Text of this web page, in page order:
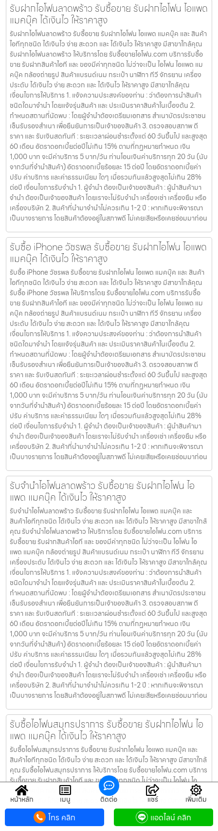
รับฝากไอโฟนลาดพร้าว รับซื้อขาย รับฝากไอโฟน ไอแพด
แมคบุ๊ค ได้เงินไว ให้ราคาสูง
รับฝากไอโฟนลาดพร้าว รับซื้อขาย รับฝากไอโฟน ไอแพด แมคบุ๊ค และ สินค้า
ไอทีทุกชนิด ได้เงินไว ง่าย สะดวก และ ได้เงินไว ให้ราคาสูง มีสาขาใกล้คุณ
รับฝากไอโฟนลาดพร้าว ให้บริการโดย รับซื้อขายไอโฟน.com บริการรับซื้อ
ขาย รับฝากสินค้าไอที และ ของมีค่าทุกชนิด ไม่ว่าจะเป็น ไอโฟน ไอแพด แม
คบุ๊ค กล้องถ่ายรูป สินค้าแบรนด์เนม กระเป๋า นาฬิกา ทีวี จักรยาน เครื่อง
ประดับ ได้เงินไว ง่าย สะดวก และ ได้เงินไว ให้ราคาสูง มีสาขาใกล้คุณ
เงื่อนไขการให้บริการ 1. แจ้งความประสงค์ของท่าน : ว่าต้องการนำสินค้า
ชนิดใดมาจำนำ โดยแจ้งรุ่นสินค้า และ ประเมินราคาสินค้าในเบื้องต้น 2.
กำหนดสถานที่นัดพบ : โดยผู้จำนำต้องเตรียมเอกสาร สำเนาบัตรประชาชน
เซ็นรับรองสำเนา เพื่อยืนยันการเป็นเจ้าของสินค้า 3. ตรวจสอบสภาพ ตี
ราคา และ รับเงินสดทันที : ระยะเวลาผ่อนชำระตั้งแต่ 60 วันขึ้นไป และสูงสุด
60 เดือน อัตราดอกเบี้ยต่อปีไม่เกิน 15% ตามที่กฏหมายกำหนด เงิน
1,000 บาท จะมีค่าบริการ 5 บาท/วัน ท่านโอนเงินค่าบริการทุก 20 วัน (นับ
จากวันที่จำนำสินค้า) อัตราดอกเบี้ยร้อยละ 15 ต่อปี โดยอัตราดอกเบี้ยค่า
ปรับ ค่าบริการ และค่าธรรมเนียม ใดๆ เมื่อรวมกันแล้วสูงสุดไม่เกิน 28%
ต่อปี เงื่อนไขการรับจำนำ 1. ผู้จำนำ ต้องเป็นเจ้าของสินค้า : ผู้นำสินค้ามา
จำนำ ต้องเป็นเจ้าของสินค้า โดยเราจะไม่รับจำนำ เครื่องเช่า เครื่องยืม หรือ
เครื่องบริษัท 2. สินค้าที่นำมาจำนำไม่ควรเกิน 1-2 ปี : หากเกินจะพิจารณา
เป็นบางรายการ โดยสินค้าต้องอยู่ในสภาพดี ไม่เคยเสียหรือเคยซ่อมมาก่อน
รับซื้อ iPhone วัชรพล รับซื้อขาย รับฝากไอโฟน ไอแพด
แมคบุ๊ค ได้เงินไว ให้ราคาสูง
รับซื้อ iPhone วัชรพล รับซื้อขาย รับฝากไอโฟน ไอแพด แมคบุ๊ค และ สินค้า
ไอทีทุกชนิด ได้เงินไว ง่าย สะดวก และ ได้เงินไว ให้ราคาสูง มีสาขาใกล้คุณ
รับซื้อ iPhone วัชรพล ให้บริการโดย รับซื้อขายไอโฟน.com บริการรับซื้อ
ขาย รับฝากสินค้าไอที และ ของมีค่าทุกชนิด ไม่ว่าจะเป็น ไอโฟน ไอแพด แม
คบุ๊ค กล้องถ่ายรูป สินค้าแบรนด์เนม กระเป๋า นาฬิกา ทีวี จักรยาน เครื่อง
ประดับ ได้เงินไว ง่าย สะดวก และ ได้เงินไว ให้ราคาสูง มีสาขาใกล้คุณ
เงื่อนไขการให้บริการ 1. แจ้งความประสงค์ของท่าน : ว่าต้องการนำสินค้า
ชนิดใดมาจำนำ โดยแจ้งรุ่นสินค้า และ ประเมินราคาสินค้าในเบื้องต้น 2.
กำหนดสถานที่นัดพบ : โดยผู้จำนำต้องเตรียมเอกสาร สำเนาบัตรประชาชน
เซ็นรับรองสำเนา เพื่อยืนยันการเป็นเจ้าของสินค้า 3. ตรวจสอบสภาพ ตี
ราคา และ รับเงินสดทันที : ระยะเวลาผ่อนชำระตั้งแต่ 60 วันขึ้นไป และสูงสุด
60 เดือน อัตราดอกเบี้ยต่อปีไม่เกิน 15% ตามที่กฏหมายกำหนด เงิน
1,000 บาท จะมีค่าบริการ 5 บาท/วัน ท่านโอนเงินค่าบริการทุก 20 วัน (นับ
จากวันที่จำนำสินค้า) อัตราดอกเบี้ยร้อยละ 15 ต่อปี โดยอัตราดอกเบี้ยค่า
ปรับ ค่าบริการ และค่าธรรมเนียม ใดๆ เมื่อรวมกันแล้วสูงสุดไม่เกิน 28%
ต่อปี เงื่อนไขการรับจำนำ 1. ผู้จำนำ ต้องเป็นเจ้าของสินค้า : ผู้นำสินค้ามา
จำนำ ต้องเป็นเจ้าของสินค้า โดยเราจะไม่รับจำนำ เครื่องเช่า เครื่องยืม หรือ
เครื่องบริษัท 2. สินค้าที่นำมาจำนำไม่ควรเกิน 1-2 ปี : หากเกินจะพิจารณา
เป็นบางรายการ โดยสินค้าต้องอยู่ในสภาพดี ไม่เคยเสียหรือเคยซ่อมมาก่อน
รับจำนำไอโฟนลาดพร้าว รับซื้อขาย รับฝากไอโฟน ไอ
แพด แมคบุ๊ค ได้เงินไว ให้ราคาสูง
รับจำนำไอโฟนลาดพร้าว รับซื้อขาย รับฝากไอโฟน ไอแพด แมคบุ๊ค และ
สินค้าไอทีทุกชนิด ได้เงินไว ง่าย สะดวก และ ได้เงินไว ให้ราคาสูง มีสาขาใกล้
คุณ รับจำนำไอโฟนลาดพร้าว ให้บริการโดย รับซื้อขายไอโฟน.com บริการ
รับซื้อขาย รับฝากสินค้าไอที และ ของมีค่าทุกชนิด ไม่ว่าจะเป็น ไอโฟน ไอ
แพด แมคบุ๊ค กล้องถ่ายรูป สินค้าแบรนด์เนม กระเป๋า นาฬิกา ทีวี จักรยาน
เครื่องประดับ ได้เงินไว ง่าย สะดวก และ ได้เงินไว ให้ราคาสูง มีสาขาใกล้คุณ
เงื่อนไขการให้บริการ 1. แจ้งความประสงค์ของท่าน : ว่าต้องการนำสินค้า
ชนิดใดมาจำนำ โดยแจ้งรุ่นสินค้า และ ประเมินราคาสินค้าในเบื้องต้น 2.
กำหนดสถานที่นัดพบ : โดยผู้จำนำต้องเตรียมเอกสาร สำเนาบัตรประชาชน
เซ็นรับรองสำเนา เพื่อยืนยันการเป็นเจ้าของสินค้า 3. ตรวจสอบสภาพ ตี
ราคา และ รับเงินสดทันที : ระยะเวลาผ่อนชำระตั้งแต่ 60 วันขึ้นไป และสูงสุด
60 เดือน อัตราดอกเบี้ยต่อปีไม่เกิน 15% ตามที่กฏหมายกำหนด เงิน
1,000 บาท จะมีค่าบริการ 5 บาท/วัน ท่านโอนเงินค่าบริการทุก 20 วัน (นับ
จากวันที่จำนำสินค้า) อัตราดอกเบี้ยร้อยละ 15 ต่อปี โดยอัตราดอกเบี้ยค่า
ปรับ ค่าบริการ และค่าธรรมเนียม ใดๆ เมื่อรวมกันแล้วสูงสุดไม่เกิน 28%
ต่อปี เงื่อนไขการรับจำนำ 1. ผู้จำนำ ต้องเป็นเจ้าของสินค้า : ผู้นำสินค้ามา
จำนำ ต้องเป็นเจ้าของสินค้า โดยเราจะไม่รับจำนำ เครื่องเช่า เครื่องยืม หรือ
เครื่องบริษัท 2. สินค้าที่นำมาจำนำไม่ควรเกิน 1-2 ปี : หากเกินจะพิจารณา
เป็นบางรายการ โดยสินค้าต้องอยู่ในสภาพดี ไม่เคยเสียหรือเคยซ่อมมาก่อน
รับซื้อไอโฟนสมุทรปราการ รับซื้อขาย รับฝากไอโฟน ไอ
แพด แมคบุ๊ค ได้เงินไว ให้ราคาสูง
รับซื้อไอโฟนสมุทรปราการ รับซื้อขาย รับฝากไอโฟน ไอแพด แมคบุ๊ค และ
สินค้าไอทีทุกชนิด ได้เงินไว ง่าย สะดวก และ ได้เงินไว ให้ราคาสูง มีสาขาใกล้
คุณ รับซื้อไอโฟนสมุทรปราการ ให้บริการโดย รับซื้อขายไอโฟน.com บริการ
รับซื้อขาย รับฝากสินค้าไอที และ ของมีค่าทุกชนิด ไม่ว่าจะเป็น ไอโฟน ไอ
แพด แมคบุ๊ค กล้องถ่ายรูป สินค้าแบรนด์เนม กระเป๋า นาฬิกา ทีวี จักรยาน
เครื่องประดับ ได้เงินไว ง่าย สะดวก และ ได้เงินไว ให้ราคาสูง มีสาขาใกล้คุณ
เงื่อนไขการให้บริการ 1. แจ้งความประสงค์ของท่าน : ว่าต้องการนำสินค้า
ชนิดใดมาจำนำ โดยแจ้งรุ่นสินค้า และ ประเมินราคาสินค้าในเบื้องต้น 2.
หน้าหลัก เมนู ติดต่อ แชร์ เพิ่มเติม
โทร คลิก แอดไลน์ คลิก